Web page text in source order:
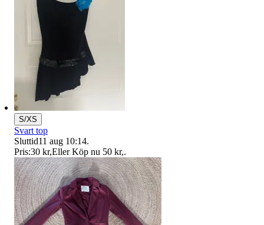
S/XS
Svart top
Sluttid11 aug 10:14.
Pris:30 kr,Eller Köp nu 50 kr,.